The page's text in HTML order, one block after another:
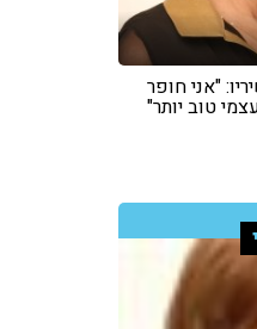
"אני חופר
טוב יותר"